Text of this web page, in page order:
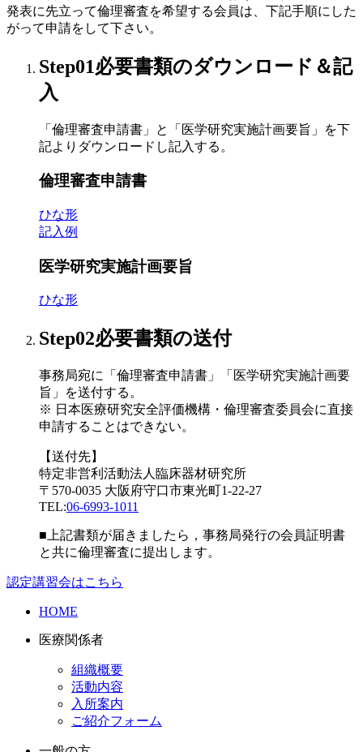
発表に先立って倫理審査を希望する会員は、下記手順にした
がって申請をして下さい。
Step01必要書類のダウンロード＆記
入
「倫理審査申請書」と「医学研究実施計画要旨」を下
記よりダウンロードし記入する。
倫理審査申請書
ひな形
記入例
医学研究実施計画要旨
ひな形
Step02必要書類の送付
事務局宛に「倫理審査申請書」「医学研究実施計画要
旨」を送付する。
※ 日本医療研究安全評価機構・倫理審査委員会に直接
申請することはできない。
【送付先】
特定非営利活動法人臨床器材研究所
〒570-0035 大阪府守口市東光町1-22-27
TEL:06-6993-1011
■上記書類が届きましたら，事務局発行の会員証明書
と共に倫理審査に提出します。
認定講習会はこちら
HOME
医療関係者
組織概要
活動内容
入所案内
ご紹介フォーム